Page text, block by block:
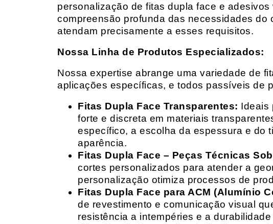
personalização de fitas dupla face e
compreensão profunda das necessidades
atendam precisamente a esses requisitos.
Nossa Linha de Produtos Especializados:
Nossa expertise abrange uma variedade de
aplicações específicas, e todos passíveis de
Fitas Dupla Face Transparentes: Ideais
forte e discreta em materiais
específico, a escolha da espessura e do
aparência.
Fitas Dupla Face – Peças Técnicas
cortes personalizados para atender a
personalização otimiza processos de
Fitas Dupla Face para ACM (Alumínio
de revestimento e comunicação visual
resistência a intempéries e a